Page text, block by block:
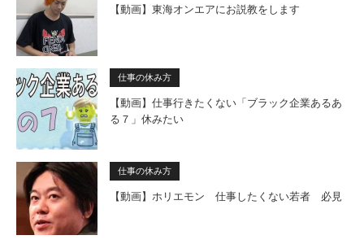
【動画】東海オンエアにお説教をします
仕事の休み方
【動画】仕事行きたくない「ブラック企業あるあ
る７」休みたい
仕事の休み方
【動画】ホリエモン 仕事したくない若者 必見